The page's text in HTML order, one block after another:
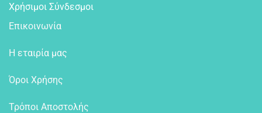
Χρήσιμοι Σύνδεσμοι
Επικοινωνία
Η εταιρία μας
Όροι Χρήσης
Τρόποι Αποστολής